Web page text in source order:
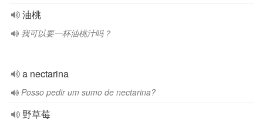
油桃
我可以要一杯油桃汁吗？
a nectarina
Posso pedir um sumo de nectarina?
野草莓